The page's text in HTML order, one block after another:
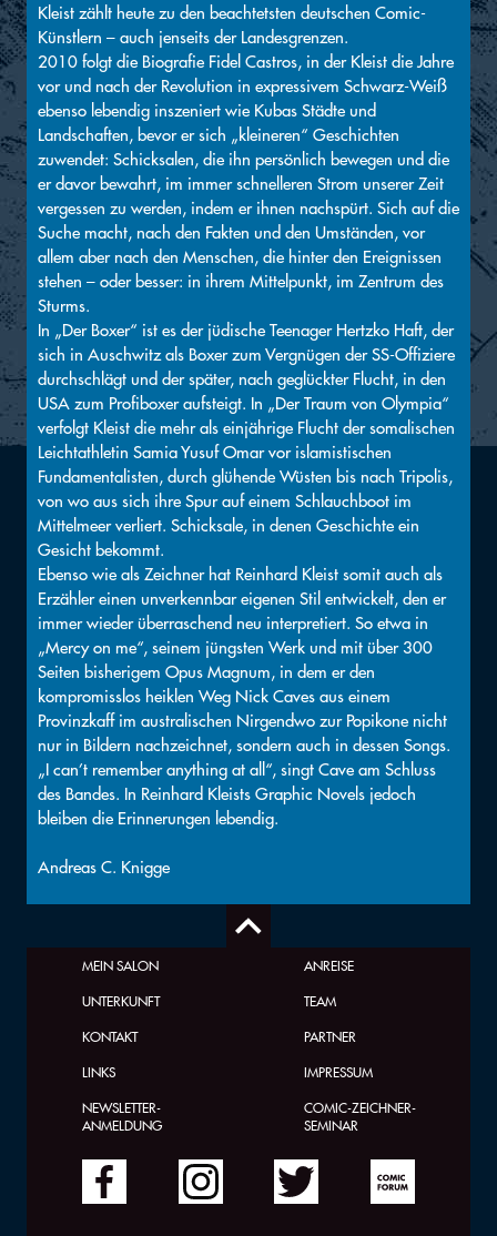
Kleist zählt heute zu den beachtetsten deutschen Comic-
Künstlern – auch jenseits der Landesgrenzen.
2010 folgt die Biografie Fidel Castros, in der Kleist die Jahre
vor und nach der Revolution in expressivem Schwarz-Weiß
ebenso lebendig inszeniert wie Kubas Städte und
Landschaften, bevor er sich „kleineren“ Geschichten
zuwendet: Schicksalen, die ihn persönlich bewegen und die
er davor bewahrt, im immer schnelleren Strom unserer Zeit
vergessen zu werden, indem er ihnen nachspürt. Sich auf die
Suche macht, nach den Fakten und den Umständen, vor
allem aber nach den Menschen, die hinter den Ereignissen
stehen – oder besser: in ihrem Mittelpunkt, im Zentrum des
Sturms.
In „Der Boxer“ ist es der jüdische Teenager Hertzko Haft, der
sich in Auschwitz als Boxer zum Vergnügen der SS-Offiziere
durchschlägt und der später, nach geglückter Flucht, in den
USA zum Profiboxer aufsteigt. In „Der Traum von Olympia“
verfolgt Kleist die mehr als einjährige Flucht der somalischen
Leichtathletin Samia Yusuf Omar vor islamistischen
Fundamentalisten, durch glühende Wüsten bis nach Tripolis,
von wo aus sich ihre Spur auf einem Schlauchboot im
Mittelmeer verliert. Schicksale, in denen Geschichte ein
Gesicht bekommt.
Ebenso wie als Zeichner hat Reinhard Kleist somit auch als
Erzähler einen unverkennbar eigenen Stil entwickelt, den er
immer wieder überraschend neu interpretiert. So etwa in
„Mercy on me“, seinem jüngsten Werk und mit über 300
Seiten bisherigem Opus Magnum, in dem er den
kompromisslos heiklen Weg Nick Caves aus einem
Provinzkaff im australischen Nirgendwo zur Popikone nicht
nur in Bildern nachzeichnet, sondern auch in dessen Songs.
„I can’t remember anything at all“, singt Cave am Schluss
des Bandes. In Reinhard Kleists Graphic Novels jedoch
bleiben die Erinnerungen lebendig.
Andreas C. Knigge
MEIN SALON
ANREISE
UNTERKUNFT
TEAM
KONTAKT
PARTNER
LINKS
IMPRESSUM
NEWSLETTER-
ANMELDUNG
COMIC-ZEICHNER-
SEMINAR